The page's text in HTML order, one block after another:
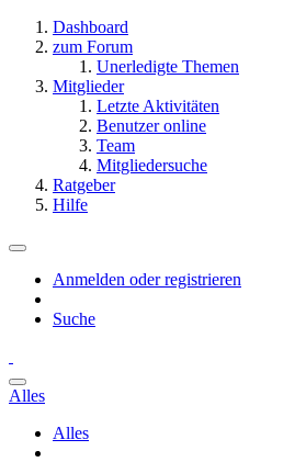
Dashboard
zum Forum
Unerledigte Themen
Mitglieder
Letzte Aktivitäten
Benutzer online
Team
Mitgliedersuche
Ratgeber
Hilfe
Anmelden oder registrieren
Suche
Alles
Alles